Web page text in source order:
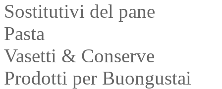
Sostitutivi del pane
Pasta
Vasetti & Conserve
Prodotti per Buongustai